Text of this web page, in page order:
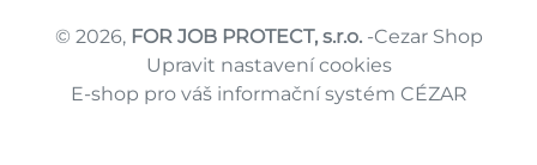
© 2026, FOR JOB PROTECT, s.r.o.-Cezar Shop
Upravit nastavení cookies
E-shop pro váš informační systém CÉZAR